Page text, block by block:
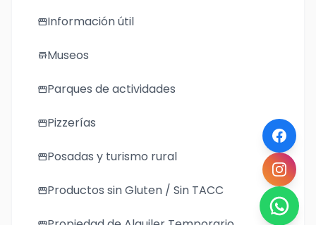
storefrontInformación útil
storeMuseos
storefrontParques de actividades
storefrontPizzerías
storefrontPosadas y turismo rural
storefrontProductos sin Gluten / Sin TACC